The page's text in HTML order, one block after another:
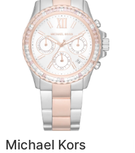
Michael Kors